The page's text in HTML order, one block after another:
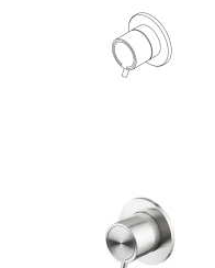
CATALOGHI